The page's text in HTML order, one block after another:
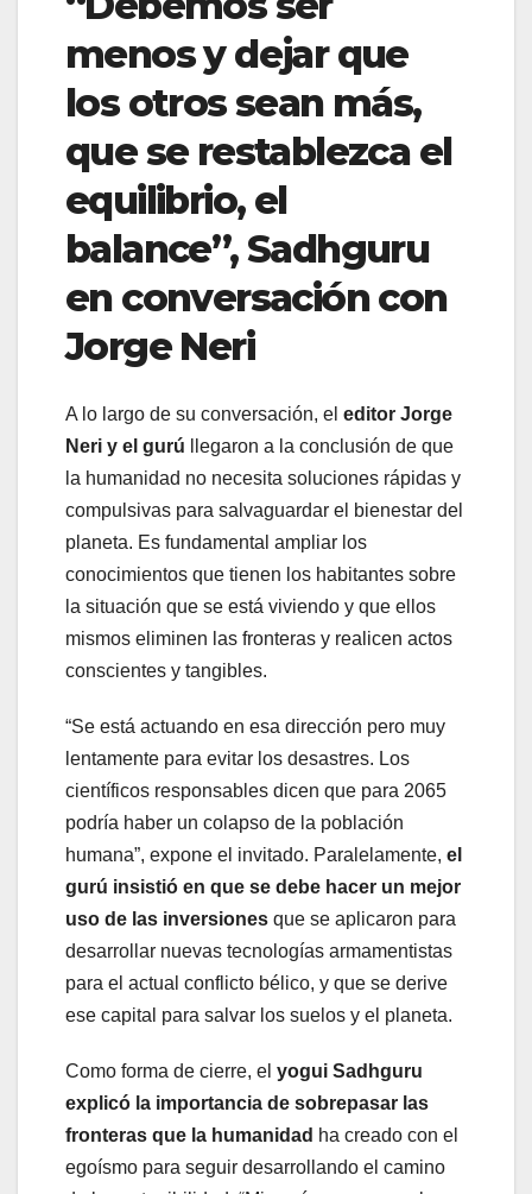
menos y dejar que
los otros sean más,
que se restablezca el
equilibrio, el
balance”, Sadhguru
en conversación con
Jorge Neri
A lo largo de su conversación, el editor Jorge
Neri y el gurú llegaron a la conclusión de que
la humanidad no necesita soluciones rápidas y
compulsivas para salvaguardar el bienestar del
planeta. Es fundamental ampliar los
conocimientos que tienen los habitantes sobre
la situación que se está viviendo y que ellos
mismos eliminen las fronteras y realicen actos
conscientes y tangibles.
“Se está actuando en esa dirección pero muy
lentamente para evitar los desastres. Los
científicos responsables dicen que para 2065
podría haber un colapso de la población
humana”, expone el invitado. Paralelamente, el
gurú insistió en que se debe hacer un mejor
uso de las inversiones que se aplicaron para
desarrollar nuevas tecnologías armamentistas
para el actual conflicto bélico, y que se derive
ese capital para salvar los suelos y el planeta.
Como forma de cierre, el yogui Sadhguru
explicó la importancia de sobrepasar las
fronteras que la humanidad ha creado con el
egoísmo para seguir desarrollando el camino